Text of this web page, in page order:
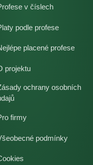
v číslech
podle profese
placené profese
projektu
ochrany osobních
firmy
podmínky